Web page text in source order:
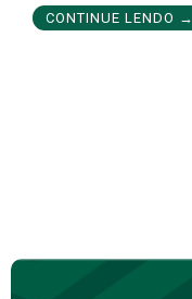
CONTINUE LENDO →